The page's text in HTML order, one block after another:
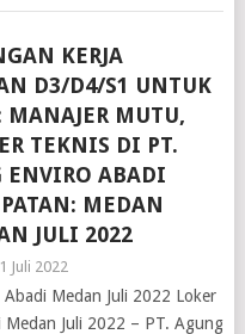
KERJA
D3/D4/S1 UNTUK
MANAJER MUTU,
TEKNIS DI PT.
ENVIRO ABADI
MEDAN
JULI 2022
Juli 2022
Medan Juli 2022 Loker
Juli 2022 – PT. Agung